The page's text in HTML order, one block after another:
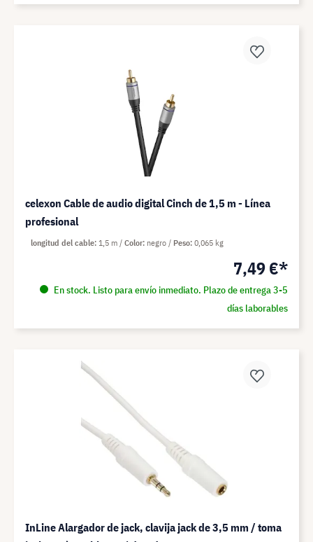
celexon Cable de audio digital Cinch de 1,5 m - Línea
profesional
7,49 €*
En stock. Listo para envío inmediato. Plazo de entrega 3-5
días laborables
longitud del cable 1,5 m Color negro Peso 0,065 kg
InLine Alargador de jack, clavija jack de 3,5 mm / toma